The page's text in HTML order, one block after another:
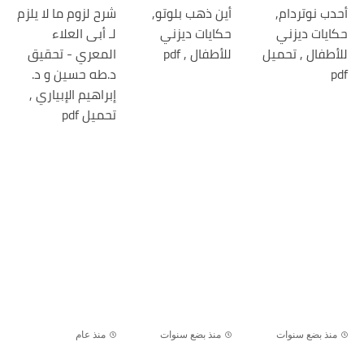
أحدب نوتردام,
حكايات ديزني
للأطفال , تحميل
pdf
أين ذهب بلوتو,
حكايات ديزني
للأطفال , pdf
شرح لزوم ما لا يلزم
لـ أبى العلاء
المعري - تحقيق
د.طه حسين و د.
إبراهيم الإبياري ,
تحميل pdf
منذ بضع سنوات منذ بضع سنوات منذ عام